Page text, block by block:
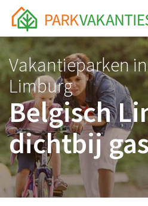
<body id="page-top">
Vakantieparken
Limburg
Belgisch
dichtbij